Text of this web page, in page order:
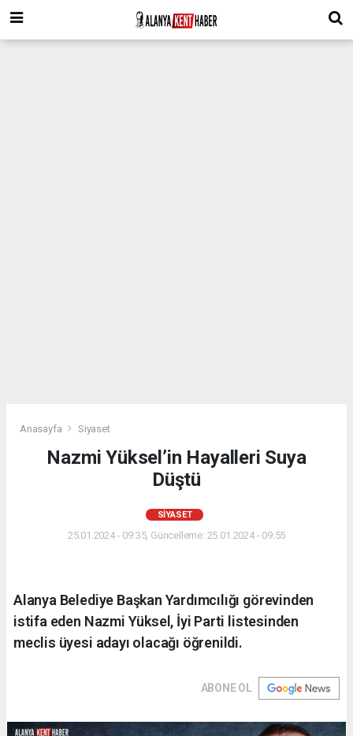
Anasayfa Siyaset
Nazmi Yüksel’in Hayalleri Suya
Düştü
SIYASET
25.01.2024 - 09:35, Güncelleme: 25.01.2024 - 09:55
Alanya Belediye Başkan Yardımcılığı görevinden
istifa eden Nazmi Yüksel, İyi Parti listesinden
meclis üyesi adayı olacağı öğrenildi.
ABONE OL